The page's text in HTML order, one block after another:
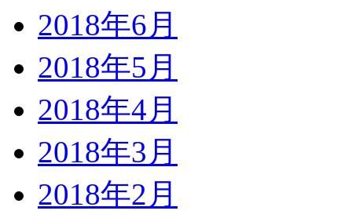
2018年6月
2018年5月
2018年4月
2018年3月
2018年2月